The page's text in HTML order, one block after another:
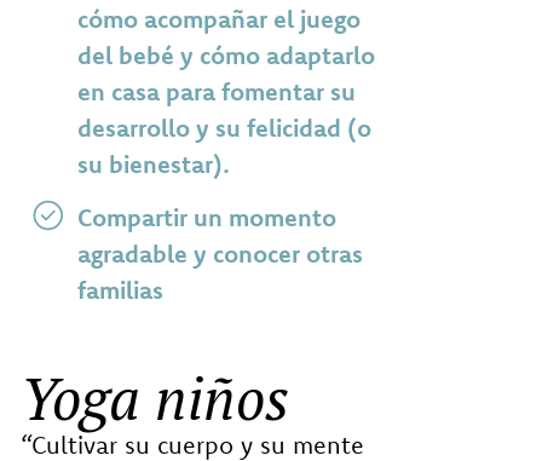
cómo acompañar el juego
del bebé y cómo adaptarlo
en casa para fomentar su
desarrollo y su felicidad (o
su bienestar).
Compartir un momento
agradable y conocer otras
familias
Yoga niños
“Cultivar su cuerpo y su mente